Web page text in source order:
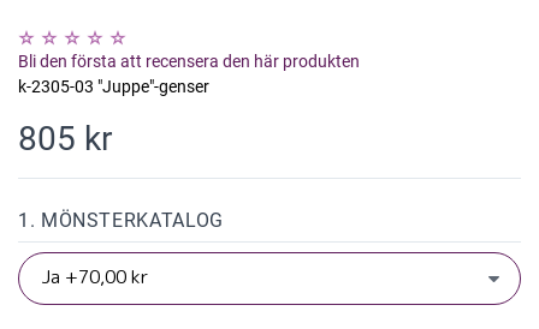
Bli den första att recensera den här produkten
k-2305-03 "Juppe"-genser
805 kr
1. MÖNSTERKATALOG